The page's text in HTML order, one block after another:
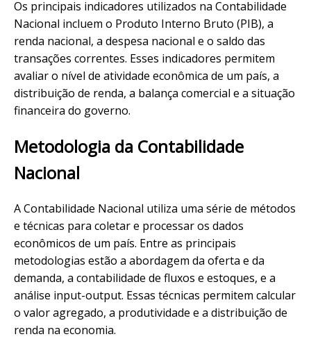
Os principais indicadores utilizados na Contabilidade
Nacional incluem o Produto Interno Bruto (PIB), a
renda nacional, a despesa nacional e o saldo das
transações correntes. Esses indicadores permitem
avaliar o nível de atividade econômica de um país, a
distribuição de renda, a balança comercial e a situação
financeira do governo.
Metodologia da Contabilidade
Nacional
A Contabilidade Nacional utiliza uma série de métodos
e técnicas para coletar e processar os dados
econômicos de um país. Entre as principais
metodologias estão a abordagem da oferta e da
demanda, a contabilidade de fluxos e estoques, e a
análise input-output. Essas técnicas permitem calcular
o valor agregado, a produtividade e a distribuição de
renda na economia.